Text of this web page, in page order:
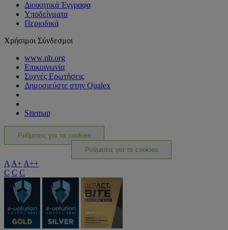
Διοικητικά Έγγραφα
Υποδείγματα
Περιοδικά
Χρήσιμοι Σύνδεσμοι
www.nb.org
Επικοινωνία
Συχνές Ερωτήσεις
Δημοσιεύστε στην Qualex
Sitemap
Ρυθμίσεις για τα cookies
Ρυθμίσεις για τα cookies
A A+ A++
C C C